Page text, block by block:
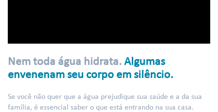
Nem toda água hidrata. Algumas
envenenam seu corpo em silêncio.
Se você não quer que a água prejudique sua saúde e a da sua
família, é essencial saber o que está entrando na sua casa.